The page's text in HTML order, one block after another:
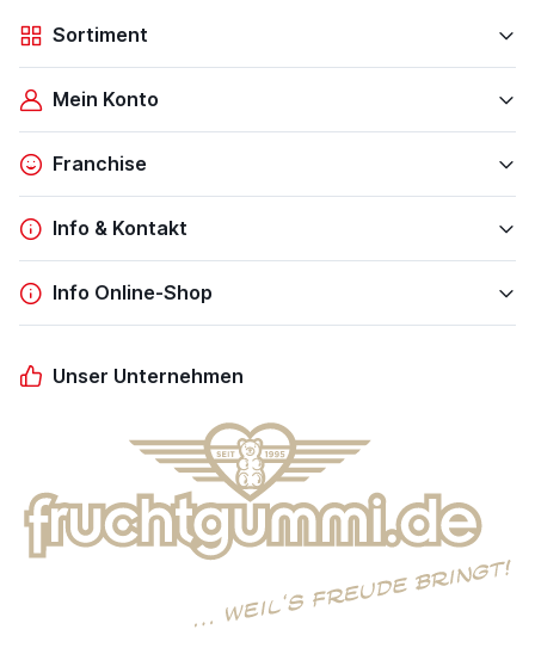
Sortiment
Mein Konto
Franchise
Info & Kontakt
Info Online-Shop
Unser Unternehmen